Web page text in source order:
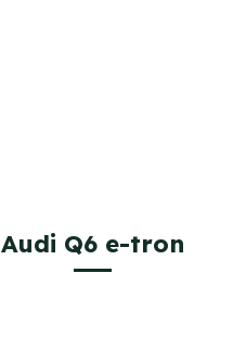
Audi Q6 e-tron